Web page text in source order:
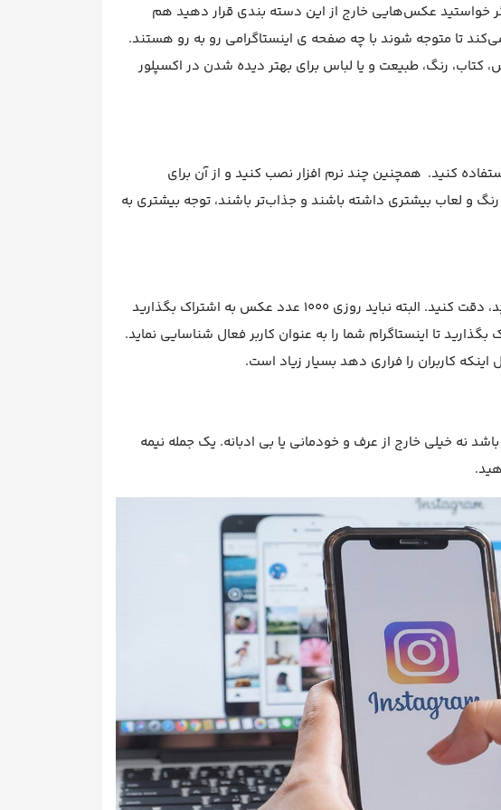
عکس‌هایی خارج از این دسته بندی قرار دهید هم
تا متوجه شوند با چه صفحه ی اینستاگرامی رو به رو هستند.
رنگ، طبیعت و یا لباس برای بهتر دیده شدن در اکسپلور
کنید. همچنین چند نرم افزار نصب کنید و از آن برای
لعاب بیشتری داشته باشند و جذاب‌تر باشند، توجه بیشتری به
به تعداد دفعاتی که در صفحه خود عکس به اشتراک می‌گذارید، دقت کنید. البته نباید روزی 1000 عدد عکس به اشتراک بگذارید
کاری که می‌کنید، 3 عکس به اشتراک بگذارید تا اینستاگرام شما را به عنوان کاربر فعال شناسایی نماید.
کاربران را فراری دهد بسیار زیاد است.
خیلی خارج از عرف و خودمانی یا بی ادبانه. یک جمله نیمه